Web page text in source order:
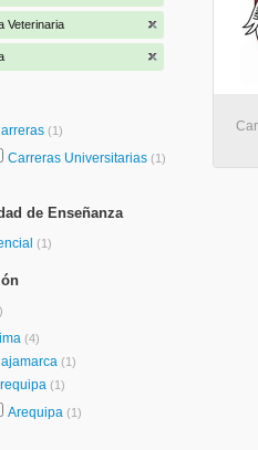
Veterinaria
(1)
Carreras Universitarias (1)
de Enseñanza
(1)
(4)
(1)
(1)
Arequipa (1)